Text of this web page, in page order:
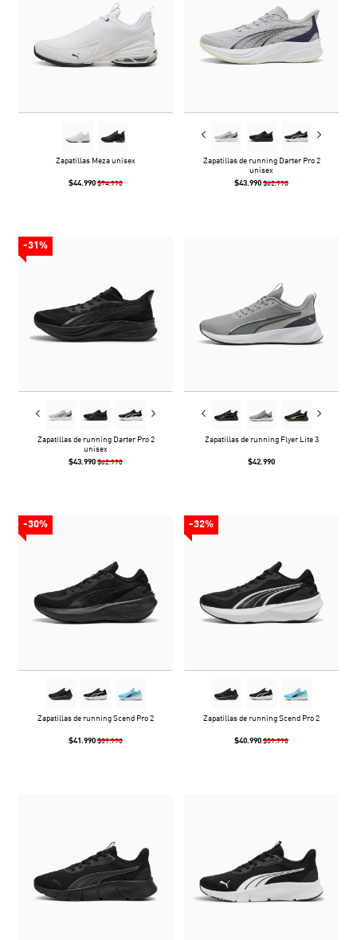
Zapatillas Meza unisex
$44.990 $74.990
Zapatillas de running Darter Pro 2
unisex
$43.990 $62.990
-31%
Zapatillas de running Darter Pro 2
unisex
$43.990 $62.990
Zapatillas de running Flyer Lite 3
$42.990
-30%
Zapatillas de running Scend Pro 2
$41.990 $59.990
-32%
Zapatillas de running Scend Pro 2
$40.990 $59.990